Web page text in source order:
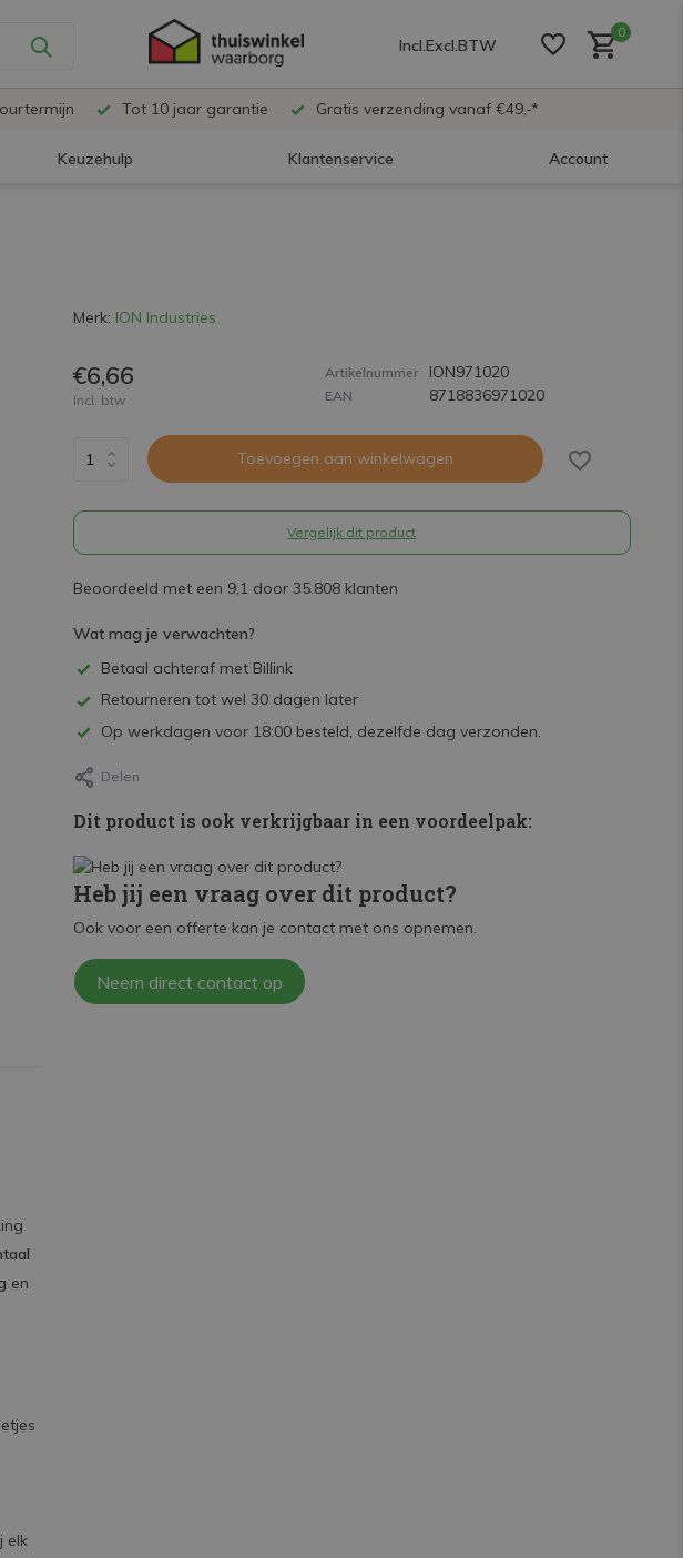
Incl.Excl.BTW
0
Tot 10 jaar garantie Gratis verzending vanaf €49,-*
Keuzehulp Klantenservice Account
en
elk
Merk: ION Industries
€6,66
Incl. btw
Artikelnummer ION971020
EAN 8718836971020
Toevoegen aan winkelwagen
Vergelijk dit product
Beoordeeld met een 9,1 door 35.808 klanten
Wat mag je verwachten?
Betaal achteraf met Billink
Retourneren tot wel 30 dagen later
Op werkdagen voor 18:00 besteld, dezelfde dag verzonden.
Delen
Dit product is ook verkrijgbaar in een voordeelpak:
Heb jij een vraag over dit product?
Ook voor een offerte kan je contact met ons opnemen.
Neem direct contact op